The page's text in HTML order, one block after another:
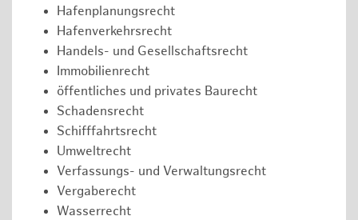
Hafenplanungsrecht
Hafenverkehrsrecht
Handels- und Gesellschaftsrecht
Immobilienrecht
öffentliches und privates Baurecht
Schadensrecht
Schifffahrtsrecht
Umweltrecht
Verfassungs- und Verwaltungsrecht
Vergaberecht
Wasserrecht